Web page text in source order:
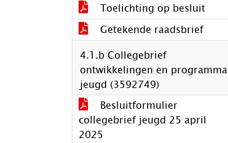
Toelichting op besluit
Getekende raadsbrief
4.1.b Collegebrief
ontwikkelingen en programma
jeugd (3592749)
Besluitformulier
collegebrief jeugd 25 april
2025